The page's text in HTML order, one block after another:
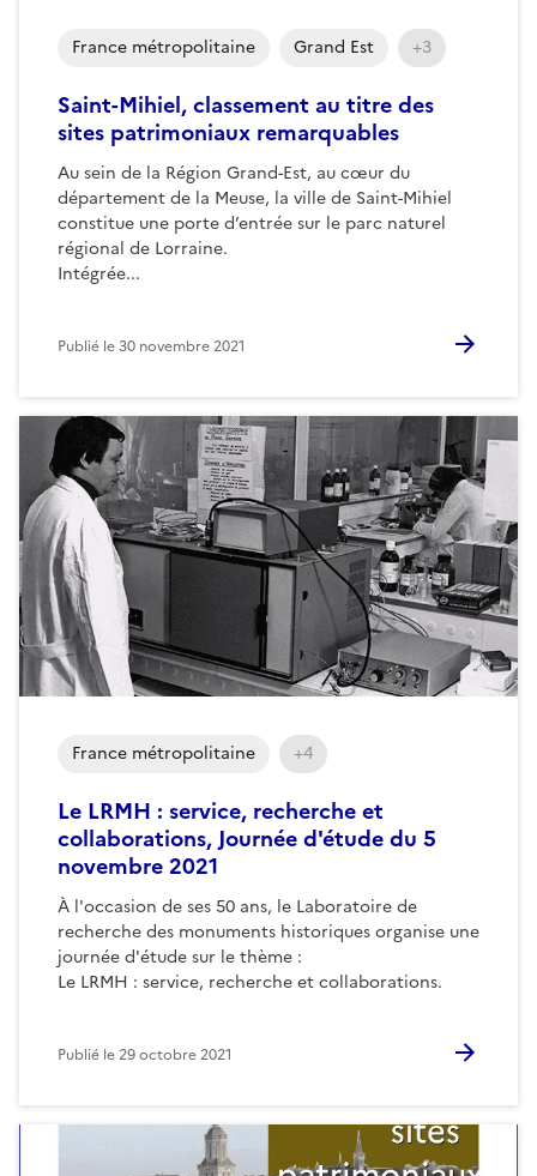
Saint-Mihiel, classement au titre des
sites patrimoniaux remarquables
Au sein de la Région Grand-Est, au cœur du
département de la Meuse, la ville de Saint-Mihiel
constitue une porte d’entrée sur le parc naturel
régional de Lorraine.
Intégrée...
France métropolitaine Grand Est +3
Publié le30 novembre 2021
Le LRMH : service, recherche et
collaborations, Journée d'étude du 5
novembre 2021
À l'occasion de ses 50 ans, le Laboratoire de
recherche des monuments historiques organise une
journée d'étude sur le thème :
Le LRMH : service, recherche et collaborations.
France métropolitaine +4
Publié le29 octobre 2021